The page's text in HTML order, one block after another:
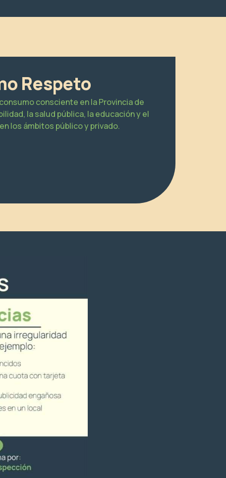
Respeto
consciente en la Provincia de
la salud pública, la educación y el
los ámbitos público y privado.